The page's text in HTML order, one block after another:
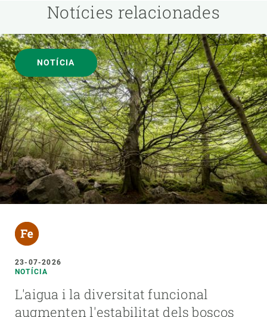
Notícies relacionades
NOTÍCIA
23-07-2026
NOTÍCIA
L'aigua i la diversitat funcional
augmenten l'estabilitat dels boscos